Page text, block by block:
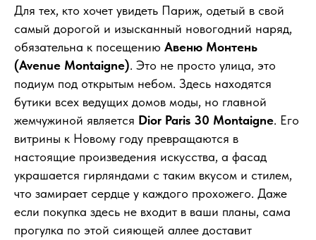
Для тех, кто хочет увидеть Париж, одетый в свой
самый дорогой и изысканный новогодний наряд,
обязательна к посещению Авеню Монтень
(Avenue Montaigne). Это не просто улица, это
подиум под открытым небом. Здесь находятся
бутики всех ведущих домов моды, но главной
жемчужиной является Dior Paris 30 Montaigne. Его
витрины к Новому году превращаются в
настоящие произведения искусства, а фасад
украшается гирляндами с таким вкусом и стилем,
что замирает сердце у каждого прохожего. Даже
если покупка здесь не входит в ваши планы, сама
прогулка по этой сияющей аллее доставит